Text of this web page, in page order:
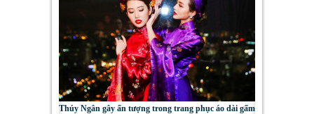
Thúy Ngân gây ấn tượng trong trang phục áo dài gấm